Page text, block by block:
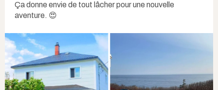
Ça donne envie de tout lâcher pour une nouvelle
aventure. 😍